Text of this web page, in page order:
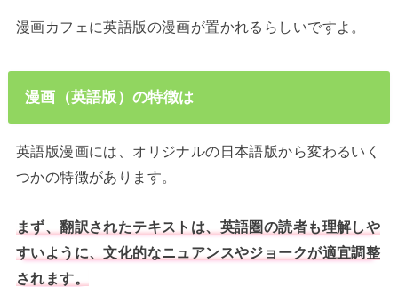
漫画カフェに英語版の漫画が置かれるらしいですよ。
漫画（英語版）の特徴は
英語版漫画には、オリジナルの日本語版から変わるいく
つかの特徴があります。
まず、翻訳されたテキストは、英語圏の読者も理解しや
すいように、文化的なニュアンスやジョークが適宜調整
されます。